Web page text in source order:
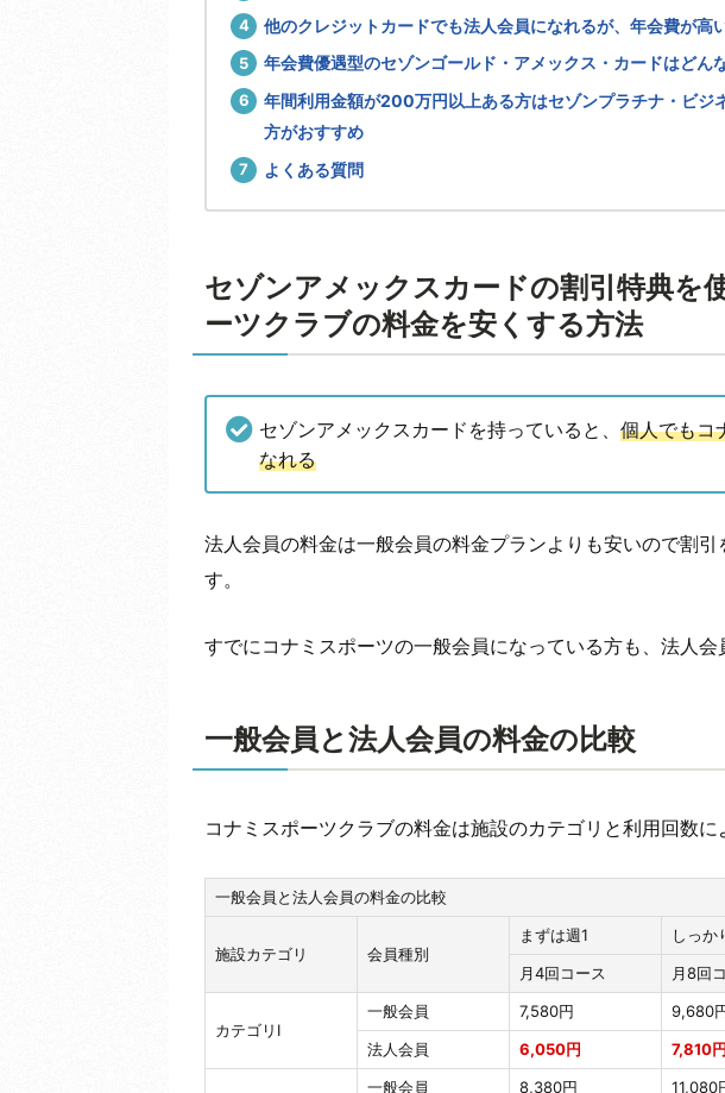
他のクレジットカードでも法人会員になれるが、年会費が高
年会費優遇型のセゾンゴールド・アメックス・カードはどん
年間利用金額が200万円以上ある方はセゾンプラチナ・ビジ
方がおすすめ
よくある質問
セゾンアメックスカードの割引特典を
ーツクラブの料金を安くする方法
セゾンアメックスカードを持っていると、 個人でもコ
なれる
法人会員の料金は一般会員の料金プランよりも安いので割
す。
すでにコナミスポーツの一般会員になっている方も、法人会
一般会員と法人会員の料金の比較
コナミスポーツクラブの料金は施設のカテゴリと利用回数に
一般会員と法人会員の料金の比較
施設カテゴリ 会員種別
まずは週1 しっか
月4回コース
月8回
カテゴリⅠ
一般会員 7,580円 9,680
法人会員
6,050円 7,810円
一般会員 8,380円 11,080